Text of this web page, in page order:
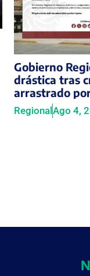
Gobierno
drástica tras
arrastrado
RegionalAgo 4,